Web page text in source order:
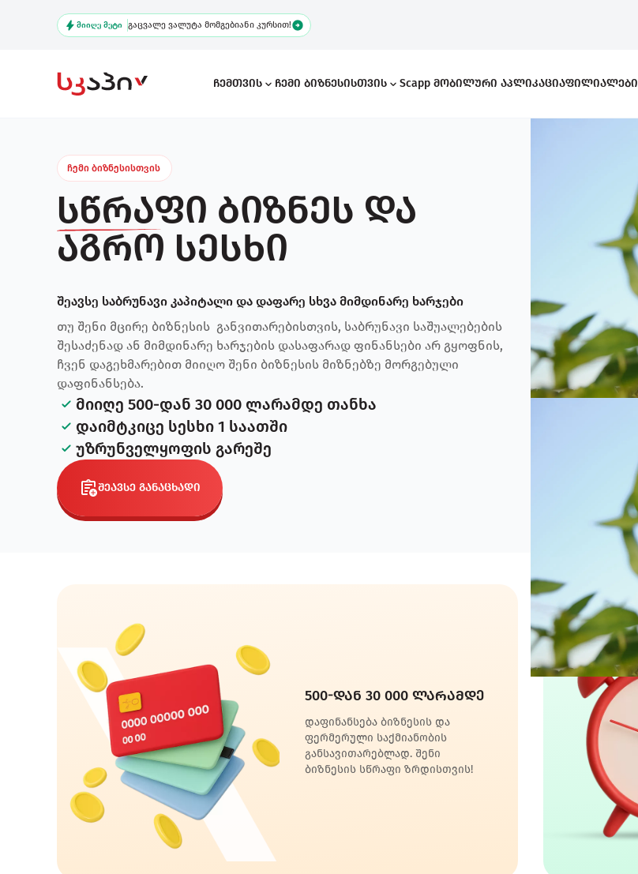
ᲛᲘᲘᲦᲔ ᲛᲔᲢᲘ გაცვალე ვალუტა მომგებიანი კურსით!
Ჩემთვის Ჩემი Ბიზნესისთვის Scapp Მობილური ᲐპლიკაციაᲤილიალები
Ხშირი Კითხვები
ჩემი ბიზნესისთვის
სწრაფი ბიზნეს და
აგრო სესხი
შეავსე საბრუნავი კაპიტალი და დაფარე სხვა მიმდინარე ხარჯები
თუ შენი მცირე ბიზნესის განვითარებისთვის, საბრუნავი საშუალებების
შესაძენად ან მიმდინარე ხარჯების დასაფარად ფინანსები არ გყოფნის,
ჩვენ დაგეხმარებით მიიღო შენი ბიზნესის მიზნებზე მორგებული
დაფინანსება.
მიიღე 500-დან 30 000 ლარამდე თანხა
დაიმტკიცე სესხი 1 საათში
უზრუნველყოფის გარეშე
შეავსე განაცხადი
500-დან 30 000 ლარამდე
დაფინანსება ბიზნესის და
ფერმერული საქმიანობის
განსავითარებლად. შენი
ბიზნესის სწრაფი ზრდისთვის!